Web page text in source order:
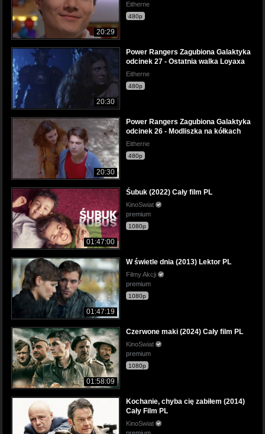
20:29
Eitherne
480p
20:30
Power Rangers Zagubiona Galaktyka
odcinek 27 - Ostatnia walka Loyaxa
Eitherne
480p
20:30
Power Rangers Zagubiona Galaktyka
odcinek 26 - Modliszka na kółkach
Eitherne
480p
01:47:00
Śubuk (2022) Cały film PL
KinoSwiat
premium
1080p
01:47:19
W świetle dnia (2013) Lektor PL
Filmy Akcji
premium
1080p
01:58:09
Czerwone maki (2024) Cały film PL
KinoSwiat
premium
1080p
Kochanie, chyba cię zabiłem (2014)
Cały Film PL
KinoSwiat